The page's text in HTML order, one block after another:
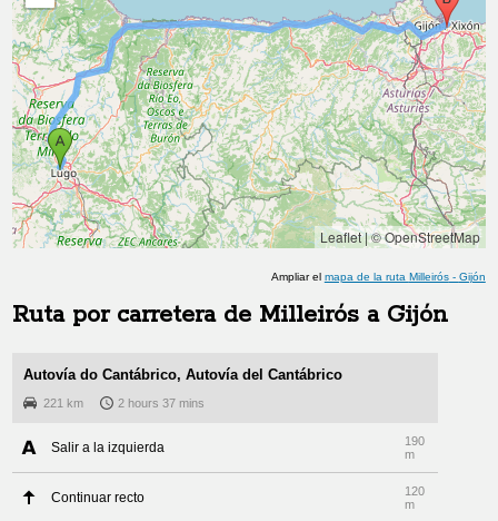
Leaflet|© OpenStreetMap
Ampliar el mapa de la ruta Milleirós- Gijón
Ruta por carretera de Milleirós a Gijón
Autovía do Cantábrico, Autovía del Cantábrico
221 km 2 hours 37 mins
Salir a la izquierda
190
m
Continuar recto
120
m